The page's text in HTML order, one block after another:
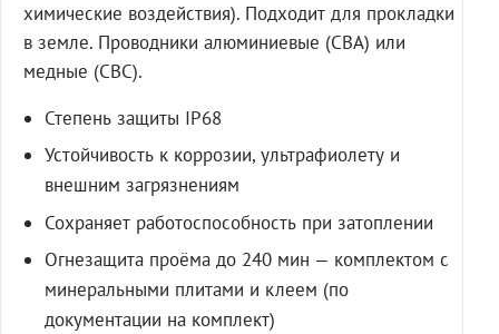
химические воздействия). Подходит для прокладки
в земле. Проводники алюминиевые (СВА) или
медные (СВС).
Степень защиты IP68
Устойчивость к коррозии, ультрафиолету и
внешним загрязнениям
Сохраняет работоспособность при затоплении
Огнезащита проёма до 240 мин — комплектом с
минеральными плитами и клеем (по
документации на комплект)